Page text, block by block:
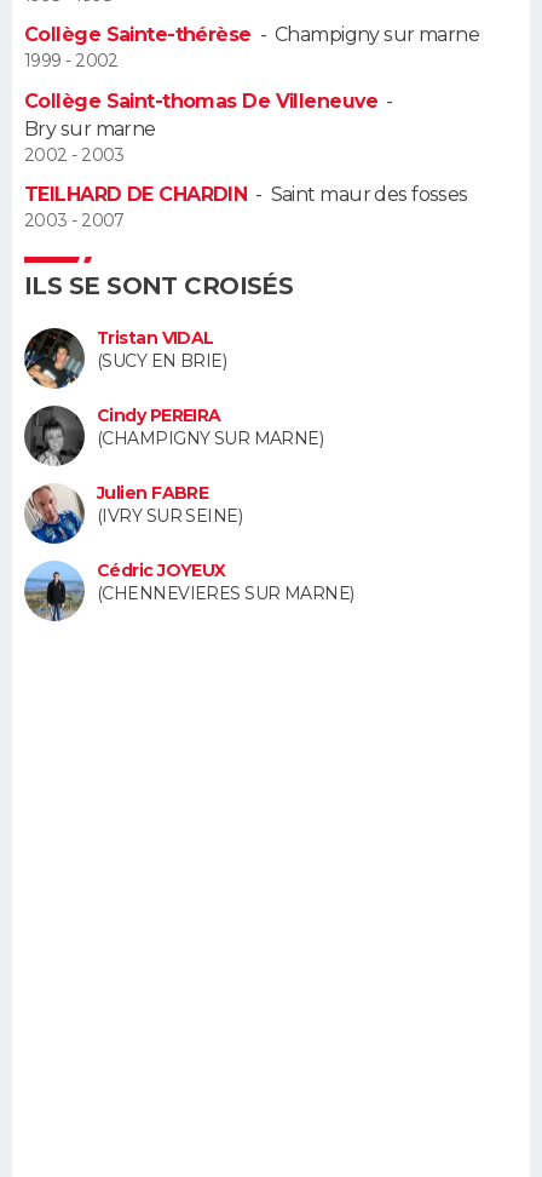
Alimentation
Guide de la santé
Maladies
Médicaments
Sommeil
VOYAGE
Destinations
City break
Voyage nature
Voyage de noces
Forum
Climat
+
PHOTO
BONS PLANS
CARTE DE VOEUX
Carte de Noël
Carte Bonne année
Carte Saint-Valentin
Carte Pâques
Carte d'anniversaire
DICTIONNAIRE
Dictionnaire
Biographies
Citations
Expressions
Proverbes
PROGRAMME TV
COPAINS D'AVANT
S'inscrire
Se connecter
Lycées
Collèges
Primaires
Universités
Entreprises
Service militaire
Avis de recherche
AVIS DE DÉCÈS
FORUM
Bricolage
Lifestyle
Culture
Sport
Auto
Television
Voyage
Cinema
Collège Sainte-thérèse - Champigny sur marne
1999 - 2002
Collège Saint-thomas De Villeneuve-
Bry sur marne
2002 - 2003
TEILHARD DE CHARDIN - Saint maur des fosses
2003 - 2007
ILS SE SONT CROISÉS
Tristan VIDAL
(SUCY EN BRIE)
Cindy PEREIRA
(CHAMPIGNY SUR MARNE)
Julien FABRE
(IVRY SUR SEINE)
Cédric JOYEUX
(CHENNEVIERES SUR MARNE)